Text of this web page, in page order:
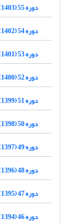
دوره 55 (1403)
دوره 54 (1402)
دوره 53 (1401)
دوره 52 (1400)
دوره 51 (1399)
دوره 50 (1398)
دوره 49 (1397)
دوره 48 (1396)
دوره 47 (1395)
دوره 46 (1394)